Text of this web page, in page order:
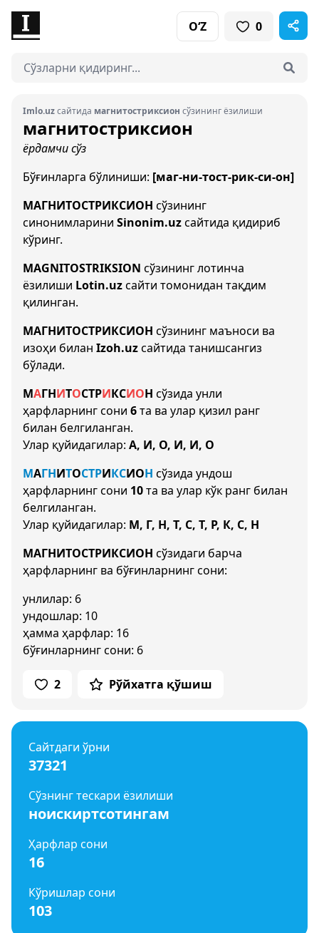
O‘Z 0
Imlo.uzсайтида магнитостриксион сўзининг ёзилиши
магнитостриксион
ёрдамчи сўз
Бўғинларга бўлиниши: [маг-ни-тост-рик-си-он]
МАГНИТОСТРИКСИОН сўзининг
синонимларини Sinonim.uzсайтида қидириб
кўринг.
MAGNITOSTRIKSION сўзининг лотинча
ёзилиши Lotin.uzсайти томонидан тақдим
қилинган.
МАГНИТОСТРИКСИОН сўзининг маъноси ва
изоҳи билан Izoh.uzсайтида танишсангиз
бўлади.
МАГНИТОСТРИКСИОН сўзида унли
ҳарфларнинг сони 6та ва улар қизил ранг
билан белгиланган.
Улар қуйидагилар: А, И, О, И, И, О
МАГНИТОСТРИКСИОН сўзида ундош
ҳарфларнинг сони 10та ва улар кўк ранг билан
белгиланган.
Улар қуйидагилар: М, Г, Н, Т, С, Т, Р, К, С, Н
МАГНИТОСТРИКСИОН сўзидаги барча
ҳарфларнинг ва бўғинларнинг сони:
унлилар: 6
ундошлар: 10
ҳамма ҳарфлар: 16
бўғинларнинг сони: 6
2 Рўйхатга қўшиш
Сайтдаги ўрни
37321
Сўзнинг тескари ёзилиши
ноискиртсотингам
Ҳарфлар сони
16
Кўришлар сони
103